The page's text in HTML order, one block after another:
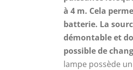
à 4 m. Cela
batterie. La
démontable et
possible de
lampe possède